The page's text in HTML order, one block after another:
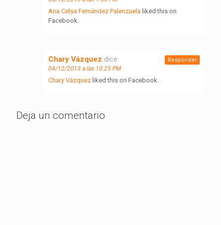
Ana Celsa Fernández Palenzuela liked this on
Facebook.
Chary Vázquez dice:
04/12/2013 a las 10:25 PM
Chary Vázquez liked this on Facebook.
Responder
Deja un comentario